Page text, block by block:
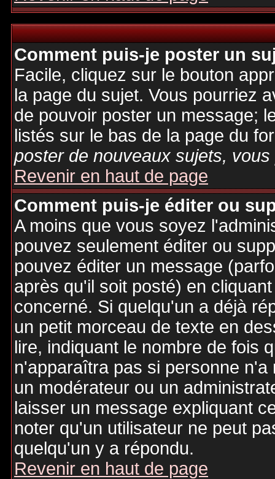
Comment puis-je poster un
Facile, cliquez sur le bouton
la page du sujet. Vous pourriez
de pouvoir poster un message;
listés sur le bas de la page du
poster de nouveaux sujets,
Revenir en haut de page
Comment puis-je éditer ou
A moins que vous soyez
pouvez seulement éditer ou
pouvez éditer un message
après qu'il soit posté) en
concerné. Si quelqu'un a déjà
un petit morceau de texte en
lire, indiquant le nombre de fois
n'apparaîtra pas si personne
un modérateur ou un
laisser un message expliquant
noter qu'un utilisateur ne peut
quelqu'un y a répondu.
Revenir en haut de page